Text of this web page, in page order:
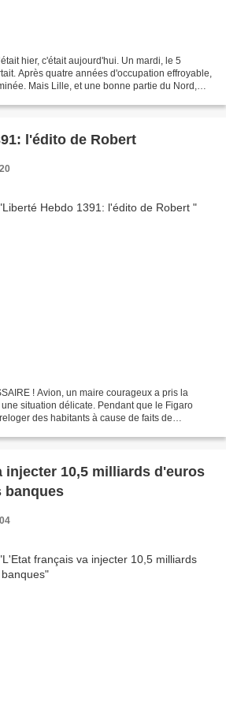
hier, c'était aujourd'hui. Un mardi, le 5
Après quatre années d'occupation effroyable,
Mais Lille, et une bonne partie du Nord,
l'édito de Robert
! Avion, un maire courageux a pris la
situation délicate. Pendant que le Figaro
des habitants à cause de faits de
injecter 10,5 milliards d'euros
banques